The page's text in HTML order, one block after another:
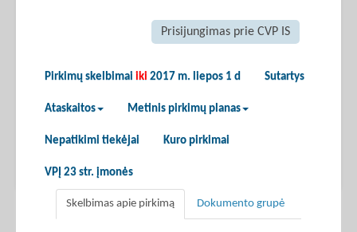
Prisijungimas prie CVP IS
Pirkimų skelbimai iki 2017 m. liepos 1 d Sutartys
Ataskaitos Metinis pirkimų planas
Nepatikimi tiekėjai Kuro pirkimai
VPĮ 23 str. įmonės
Skelbimas apie pirkimą Dokumento grupė